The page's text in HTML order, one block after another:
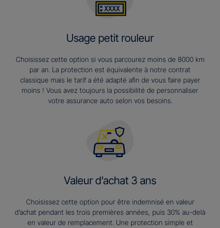
Usage petit rouleur
Choisissez cette option si vous parcourez moins de 8000 km
par an. La protection est équivalente à notre contrat
classique mais le tarif a été adapté afin de vous faire payer
moins ! Vous avez toujours la possibilité de personnaliser
votre assurance auto selon vos besoins.
Valeur d’achat 3 ans​
Choisissez cette option pour être indemnisé en valeur
d’achat pendant les trois premières années, puis 30% au-delà
en valeur de remplacement. Une protection simple et